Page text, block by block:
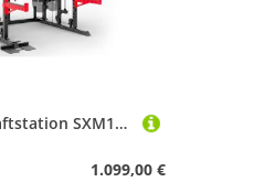
Sportstech Kraftstation SXM150, Sicherheitsstoppern, Latzugstange, Rudergriffstange, Trizepsseil
1.099,00 €